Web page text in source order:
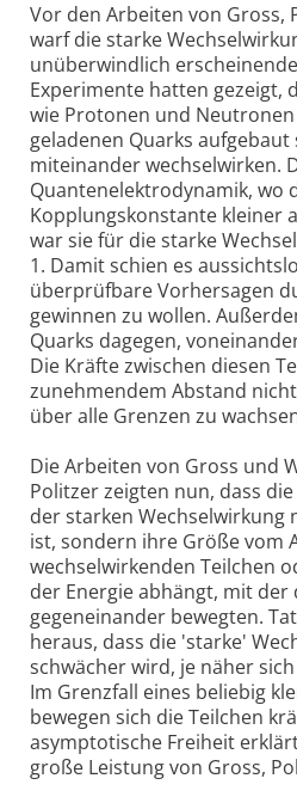
Vor den Arbeiten von Gross,
warf die starke
unüberwindlich
Experimente hatten gezeigt,
wie Protonen und
geladenen Quarks
miteinander wechselwirken.
Quantenelektrodynamik, wo
Kopplungskonstante kleiner
war sie für die starke
1. Damit schien es
überprüfbare Vorhersagen
gewinnen zu wollen.
Quarks dagegen,
Die Kräfte zwischen diesen
zunehmendem Abstand
über alle Grenzen zu
Die Arbeiten von Gross und
Politzer zeigten nun, dass
der starken
ist, sondern ihre Größe vom
wechselwirkenden Teilchen
der Energie abhängt, mit der
gegeneinander bewegten.
heraus, dass die 'starke'
schwächer wird, je näher
Im Grenzfall eines beliebig
bewegen sich die Teilchen
asymptotische Freiheit
große Leistung von Gross,